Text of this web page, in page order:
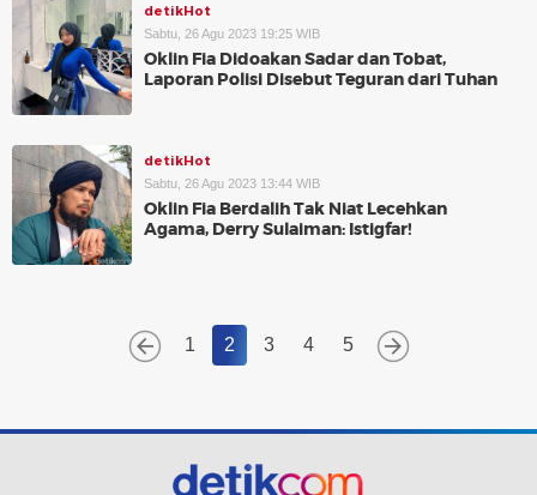
detikHot
Sabtu, 26 Agu 2023 19:25 WIB
Oklin Fia Didoakan Sadar dan Tobat,
Laporan Polisi Disebut Teguran dari Tuhan
detikHot
Sabtu, 26 Agu 2023 13:44 WIB
Oklin Fia Berdalih Tak Niat Lecehkan
Agama, Derry Sulaiman: Istigfar!
1 2 3 4 5